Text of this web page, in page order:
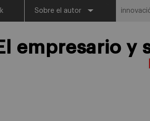
Sobre el autor
empresario y